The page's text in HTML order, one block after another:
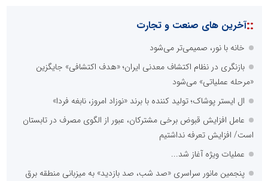
::آخرین های صنعت و تجارت
خانه با نور، صمیمی‌تر می‌شود
بازنگری در نظام اکتشاف معدنی ایران؛ «هدف اکتشافی» جایگزین
«مرحله عملیاتی» می‌شود
ال ایستر پوشاک؛ تولید کننده با برند «نوزاد امروز، نابغه فردا»
عامل افزایش قبوض برخی مشترکان، عبور از الگوی مصرف در تابستان
است/ افزایش تعرفه نداشتیم
عملیات ویژه آغاز شد...
پنجمین مانور سراسری «صد شب، صد بازدید» به میزبانی منطقه برق